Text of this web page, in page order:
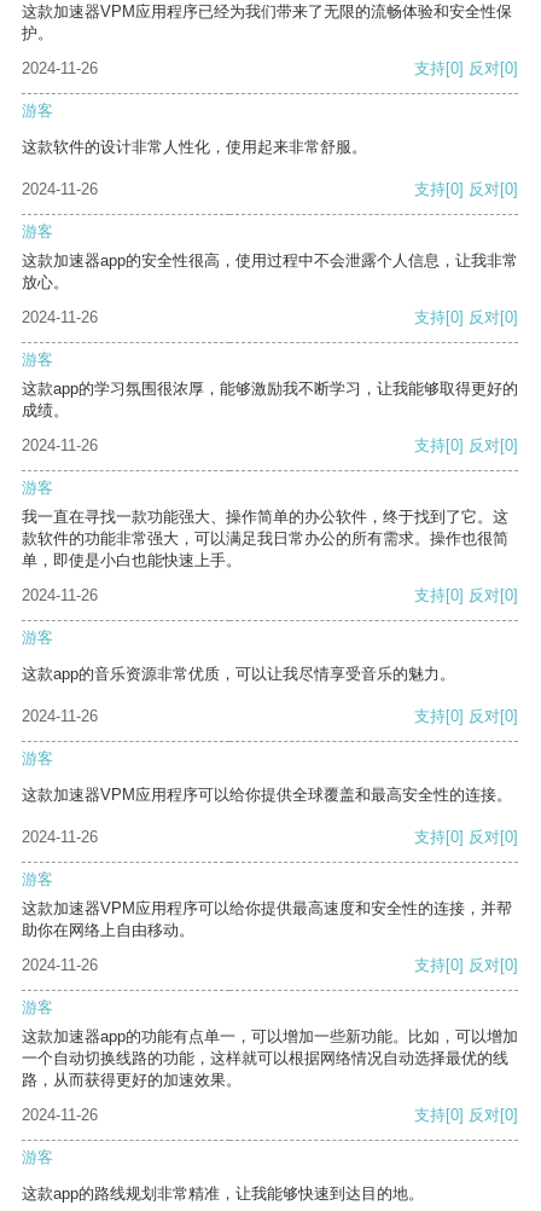
这款加速器VPM应用程序已经为我们带来了无限的流畅体验和安全性保
护。
2024-11-26
支持[0] 反对[0]
游客
这款软件的设计非常人性化，使用起来非常舒服。
2024-11-26 支持[0] 反对[0]
游客
这款加速器app的安全性很高，使用过程中不会泄露个人信息，让我非常
放心。
2024-11-26
支持[0] 反对[0]
游客
这款app的学习氛围很浓厚，能够激励我不断学习，让我能够取得更好的
成绩。
2024-11-26
支持[0] 反对[0]
游客
我一直在寻找一款功能强大、操作简单的办公软件，终于找到了它。这
款软件的功能非常强大，可以满足我日常办公的所有需求。操作也很简
单，即使是小白也能快速上手。
2024-11-26
支持[0] 反对[0]
游客
这款app的音乐资源非常优质，可以让我尽情享受音乐的魅力。
2024-11-26 支持[0] 反对[0]
游客
这款加速器VPM应用程序可以给你提供全球覆盖和最高安全性的连接。
2024-11-26 支持[0] 反对[0]
游客
这款加速器VPM应用程序可以给你提供最高速度和安全性的连接，并帮
助你在网络上自由移动。
2024-11-26
支持[0] 反对[0]
游客
这款加速器app的功能有点单一，可以增加一些新功能。比如，可以增加
一个自动切换线路的功能，这样就可以根据网络情况自动选择最优的线
路，从而获得更好的加速效果。
2024-11-26
支持[0] 反对[0]
游客
这款app的路线规划非常精准，让我能够快速到达目的地。